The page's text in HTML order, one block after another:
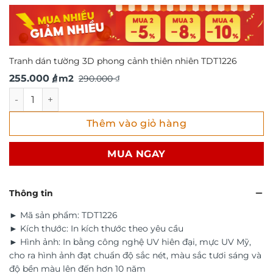
Tranh dán tường 3D phong cảnh thiên nhiên TDT1226
290.000₫
Giá
là:
290.000 ₫.
255.000 ₫
Giá
tại
là:
/ m2
Tranh dán tường 3D phong cảnh thiên nhiên TDT1226 số
Thêm vào giỏ hàng
MUA NGAY
Thông tin
► Mã sản phẩm: TDT1226
► Kích thước: In kích thước theo yêu cầu
► Hình ảnh: In bằng công nghệ UV hiên đại, mực UV Mỹ,
cho ra hình ảnh đạt chuẩn độ sắc nét, màu sắc tươi sáng và
độ bền màu lên đến hơn 10 năm